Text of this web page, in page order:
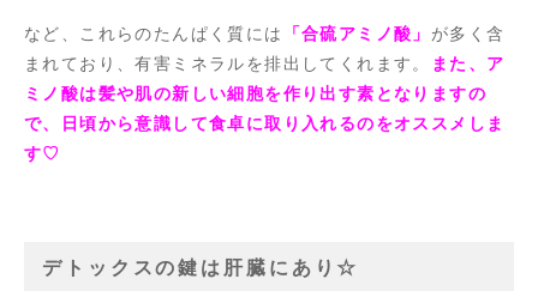
など、これらのたんぱく質には 「合硫アミノ酸」 が多く含
まれており、有害ミネラルを排出してくれます。
また、ア
ミノ酸は髪や肌の新しい細胞を作り出す素となりますの
で、日頃から意識して食卓に取り入れるのをオススメしま
す♡
デトックスの鍵は肝臓にあり☆